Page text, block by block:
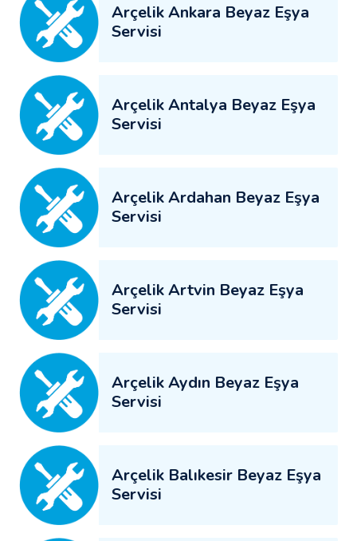
Arçelik Ankara Beyaz Eşya
Servisi
Arçelik Antalya Beyaz Eşya
Servisi
Arçelik Ardahan Beyaz Eşya
Servisi
Arçelik Artvin Beyaz Eşya
Servisi
Arçelik Aydın Beyaz Eşya
Servisi
Arçelik Balıkesir Beyaz Eşya
Servisi